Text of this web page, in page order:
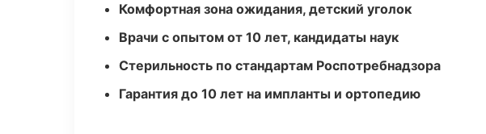
Комфортная зона ожидания, детский уголок
Врачи с опытом от 10 лет, кандидаты наук
Стерильность по стандартам Роспотребнадзора
Гарантия до 10 лет на импланты и ортопедию